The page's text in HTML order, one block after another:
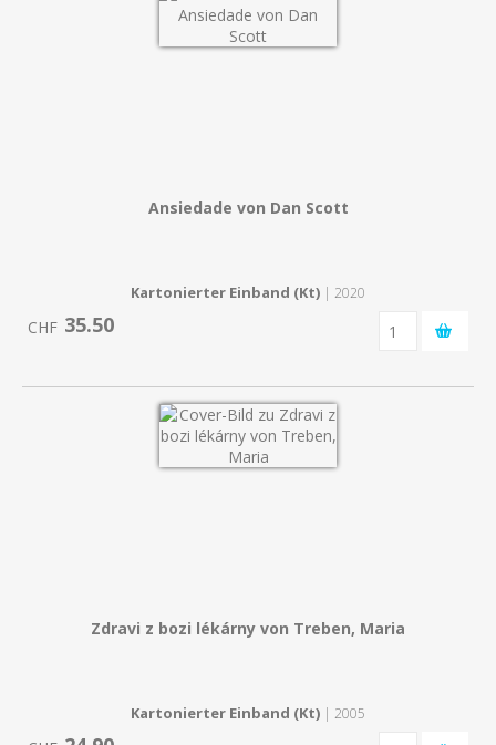
Ansiedade von Dan Scott
Kartonierter Einband (Kt) | 2020
CHF 35.50
Zdravi z bozi lékárny von Treben, Maria
Kartonierter Einband (Kt) | 2005